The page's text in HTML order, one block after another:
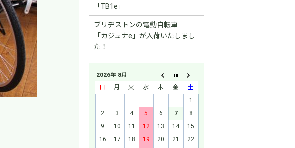
「TB1e」
ブリヂストンの電動自転車
「カジュナe」が入荷いたしまし
た！
2026年 8月
日
月 火 水 木 金
土
1
2
3 4 5 6 7
8
9
10 11 12 13 14
15
16
17 18 19 20 21
22